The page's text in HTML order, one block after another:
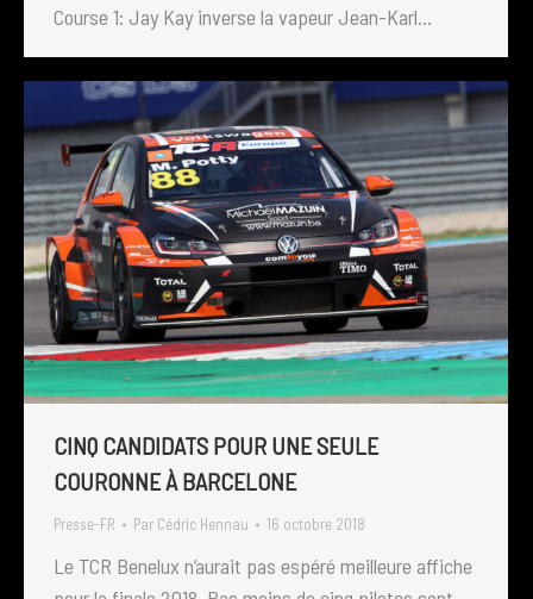
Course 1: Jay Kay inverse la vapeur Jean-Karl…
CINQ CANDIDATS POUR UNE SEULE
COURONNE À BARCELONE
Presse-FR Par Cédric Hennau 16 octobre 2018
Le TCR Benelux n’aurait pas espéré meilleure affiche